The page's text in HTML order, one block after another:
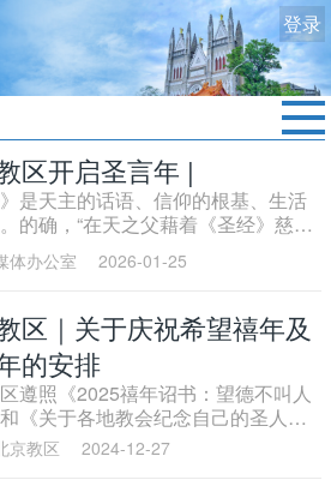
登录
区开启圣言年 |
》是天主的话语、信仰的根基、生活
的确，“在天之父藉着《圣经》慈爱
的子女们相会，并同我们交谈。天
有那么大的力量与德能，以致成为
的食粮、精神生活清澈不竭的泉源”
宪章》21号)。我们必须重视圣经，
，进而能够使教会儿女广泛地获得
养与光照为秉承圣教会"以圣言为中
传统，深化家庭信仰生活与信德代
北京教区定2026年为"圣言年"。"圣
"祢的言语是我步履前的明灯"(咏119:
体办公室 2026-01-25
区｜关于庆祝希望禧年及
的安排
遵照《2025禧年诏书：望德不叫人
《关于各地教会纪念自己的圣人、
敬者和天主忠仆的宗座信函》的要
首都教会的牧灵实际，从教区、堂
京教区 2024-12-27